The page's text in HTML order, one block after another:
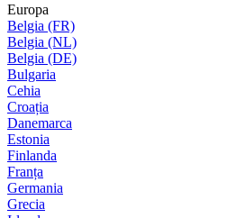
Europa
Belgia (FR)
Belgia (NL)
Belgia (DE)
Bulgaria
Cehia
Croația
Danemarca
Estonia
Finlanda
Franța
Germania
Grecia